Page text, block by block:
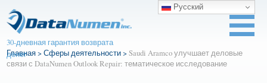
30-дневная гарантия возврата
денег
Главная>Сферы деятельности>Saudi Aramco улучшает деловые
связи с DataNumen Outlook Repair: тематическое исследование
Русский